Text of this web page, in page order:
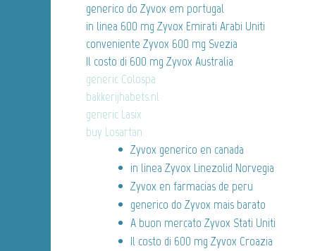
generico do Zyvox em portugal
in linea 600 mg Zyvox Emirati Arabi Uniti
conveniente Zyvox 600 mg Svezia
Il costo di 600 mg Zyvox Australia
generic Colospa
bakkerijhabets.nl
generic Lasix
buy Losartan
Zyvox generico en canada
in linea Zyvox Linezolid Norvegia
Zyvox en farmacias de peru
generico do Zyvox mais barato
A buon mercato Zyvox Stati Uniti
Il costo di 600 mg Zyvox Croazia